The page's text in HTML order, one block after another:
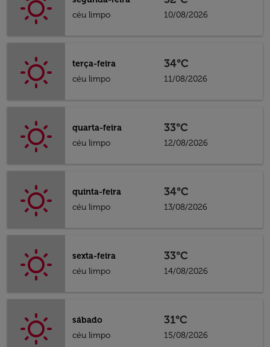
céu limpo
10/08/2026
terça-feira
céu limpo
34°C
11/08/2026
quarta-feira
céu limpo
33°C
12/08/2026
quinta-feira
céu limpo
34°C
13/08/2026
sexta-feira
céu limpo
33°C
14/08/2026
sábado
céu limpo
31°C
15/08/2026